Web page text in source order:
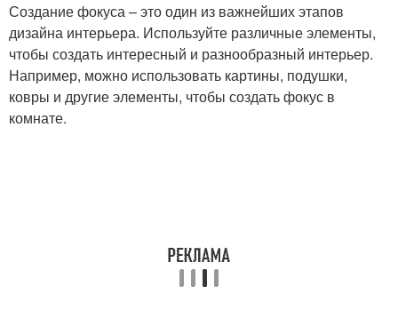
Создание фокуса – это один из важнейших этапов
дизайна интерьера. Используйте различные элементы,
чтобы создать интересный и разнообразный интерьер.
Например, можно использовать картины, подушки,
ковры и другие элементы, чтобы создать фокус в
комнате.